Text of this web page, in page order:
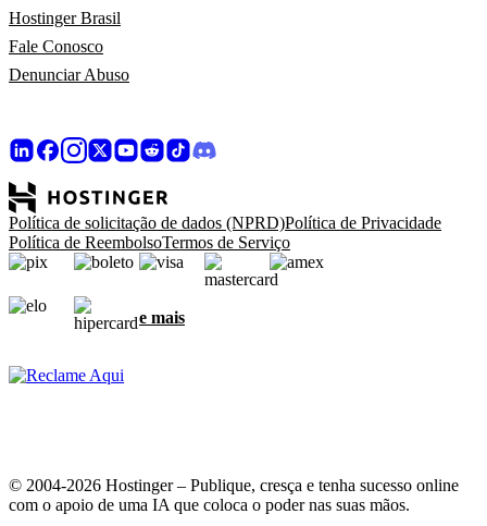
Hostinger Brasil
Fale Conosco
Denunciar Abuso
Política de solicitação de dados (NPRD)Política de Privacidade
Política de ReembolsoTermos de Serviço
e mais
© 2004-2026 Hostinger – Publique, cresça e tenha sucesso online
com o apoio de uma IA que coloca o poder nas suas mãos.